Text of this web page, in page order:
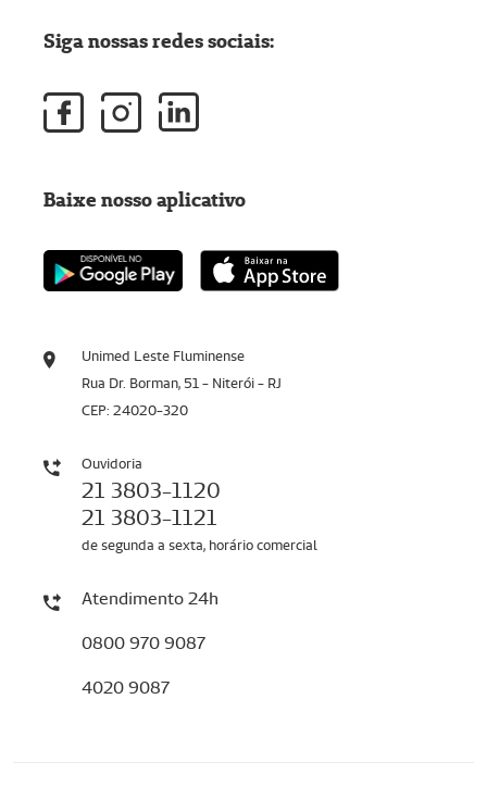
Unimed Leste Fluminense
Rua Dr. Borman, 51 - Niterói - RJ
CEP: 24020-320
Ouvidoria
21 3803-1120
21 3803-1121
de segunda a sexta, horário comercial
Atendimento 24h
0800 970 9087
4020 9087
Siga nossas redes sociais:
Baixe nosso aplicativo